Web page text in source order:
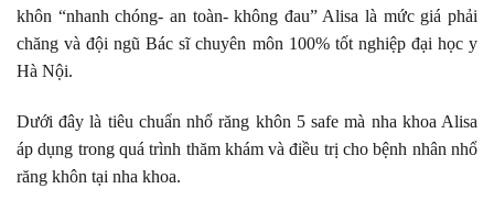
khôn “nhanh chóng- an toàn- không đau” Alisa là mức giá phải
chăng và đội ngũ Bác sĩ chuyên môn 100% tốt nghiệp đại học y
Hà Nội.
Dưới đây là tiêu chuẩn nhổ răng khôn 5 safe mà nha khoa Alisa
áp dụng trong quá trình thăm khám và điều trị cho bệnh nhân nhổ
răng khôn tại nha khoa.